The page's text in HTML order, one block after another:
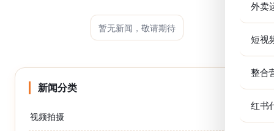
外卖
短视
整合
红书
暂无新闻，敬请期待
新闻分类
视频拍摄